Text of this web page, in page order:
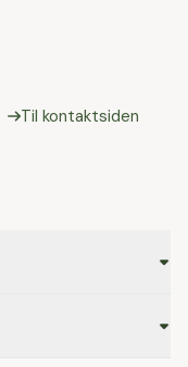
Til kontaktsiden